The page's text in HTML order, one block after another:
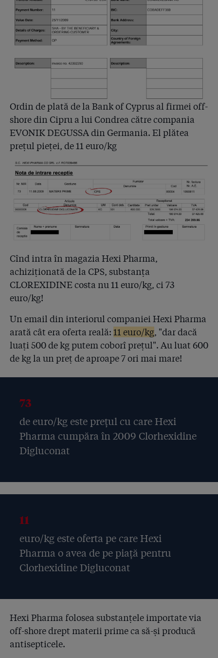
Ordin de plată de la Bank of Cyprus al firmei off-
shore din Cipru a lui Condrea către compania
EVONIK DEGUSSA din Germania. El plătea
prețul pieței, de 11 euro/kg
Cînd intra în magazia Hexi Pharma,
achiziționată de la CPS, substanța
CLOREXIDINE costa nu 11 euro/kg, ci 73
euro/kg!
Un email din interiorul companiei Hexi Pharma
arată cât era oferta reală: 11 euro/kg, "dar dacă
luați 500 de kg putem coborî prețul". Au luat 600
de kg la un preț de aproape 7 ori mai mare!
73
de euro/kg este prețul cu care Hexi
Pharma cumpăra în 2009 Clorhexidine
Digluconat
11
euro/kg este oferta pe care Hexi
Pharma o avea de pe piață pentru
Clorhexidine Digluconat
Hexi Pharma folosea substanțele importate via
off-shore drept materii prime ca să-și producă
antisepticele.